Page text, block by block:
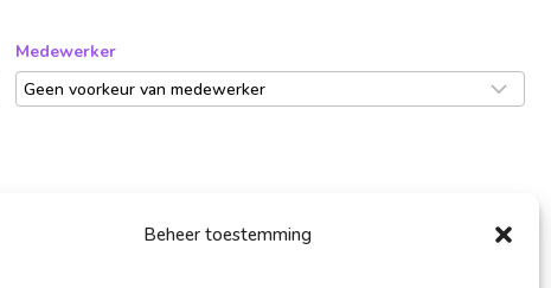
Beheer toestemming
Medewerker